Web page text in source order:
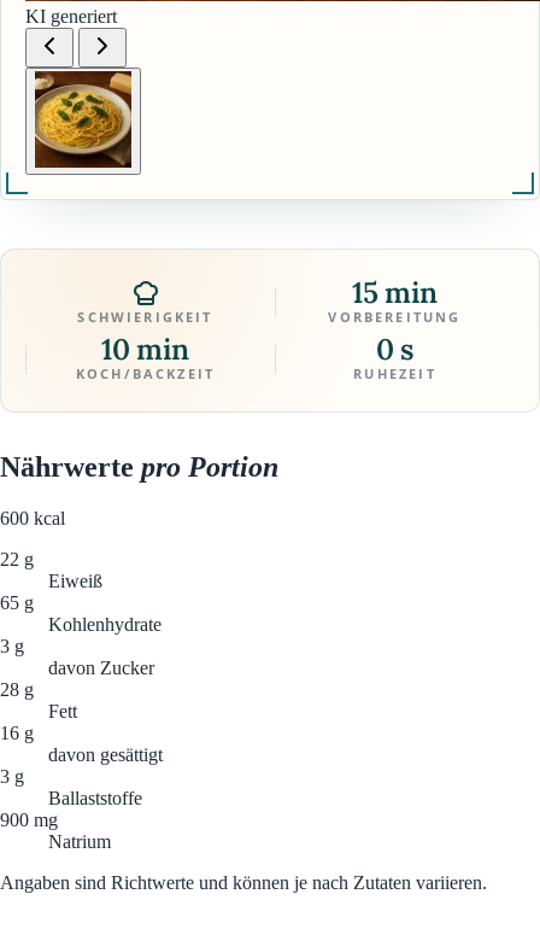
KI generiert
SCHWIERIGKEIT
15 min
VORBEREITUNG
10 min
KOCH/BACKZEIT
0 s
RUHEZEIT
Nährwerte pro Portion
600 kcal
22 g
Eiweiß
65 g
Kohlenhydrate
3 g
davon Zucker
28 g
Fett
16 g
davon gesättigt
3 g
Ballaststoffe
900 mg
Natrium
Angaben sind Richtwerte und können je nach Zutaten variieren.